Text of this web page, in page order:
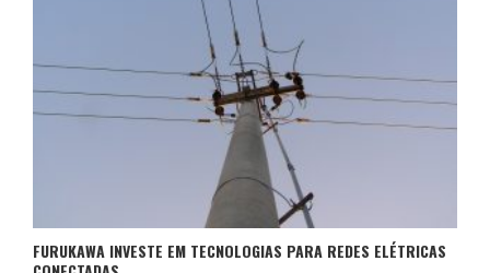
FURUKAWA INVESTE EM TECNOLOGIAS PARA REDES ELÉTRICAS